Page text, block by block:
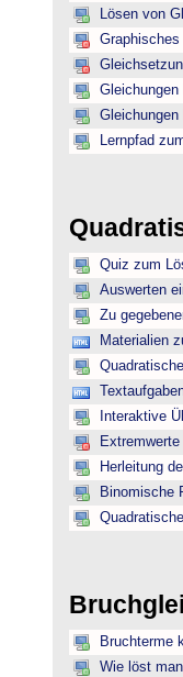
Lösen von
Gleichungen
Gleichungen
Lernpfad
Quiz zum
Auswerten
Zu
Materialien
Interaktive
Herleitung
Binomische
Bruchterme
Wie löst